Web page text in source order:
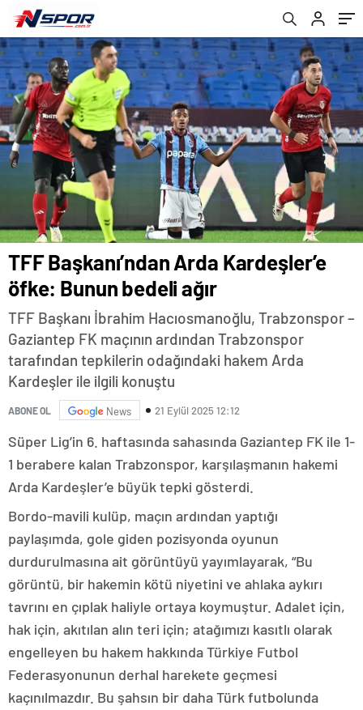
TFF Başkanı’ndan Arda Kardeşler’e
öfke: Bunun bedeli ağır
TFF Başkanı İbrahim Hacıosmanoğlu, Trabzonspor –
Gaziantep FK maçının ardından Trabzonspor
tarafından tepkilerin odağındaki hakem Arda
Kardeşler ile ilgili konuştu
ABONE OL News 21 Eylül 2025 12:12
Süper Lig’in 6. haftasında sahasında Gaziantep FK ile 1-
1 berabere kalan Trabzonspor, karşılaşmanın hakemi
Arda Kardeşler’e büyük tepki gösterdi.
Bordo-mavili kulüp, maçın ardından yaptığı
paylaşımda, gole giden pozisyonda oyunun
durdurulmasına ait görüntüyü yayımlayarak, “Bu
görüntü, bir hakemin kötü niyetini ve ahlaka aykırı
tavrını en çıplak haliyle ortaya koymuştur. Adalet için,
hak için, akıtılan alın teri için; atağımızı kasıtlı olarak
engelleyen bu hakem hakkında Türkiye Futbol
Federasyonunun derhal harekete geçmesi
kaçınılmazdır. Bu şahsın bir daha Türk futbolunda